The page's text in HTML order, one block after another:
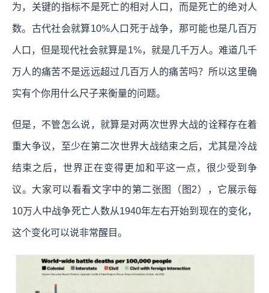
为，关键的指标不是死亡的相对人口，而是死亡的绝对人
数。古代社会就算10%人口死于战争，那可能也是几百万
人口，但是现代社会就算是1%，就是几千万人。难道几千
万人的痛苦不是远远超过几百万人的痛苦吗？所以这里确
实有个你用什么尺子来衡量的问题。
但是，不管怎么说，就算是对两次世界大战的诠释存在着
重大争议，至少在第二次世界大战结束之后，尤其是冷战
结束之后，世界正在变得更加和平这一点，很少受到争
议。大家可以看看文字中的第二张图（图2），它展示每
10万人中战争死亡人数从1940年左右开始到现在的变化，
这个变化可以说非常醒目。